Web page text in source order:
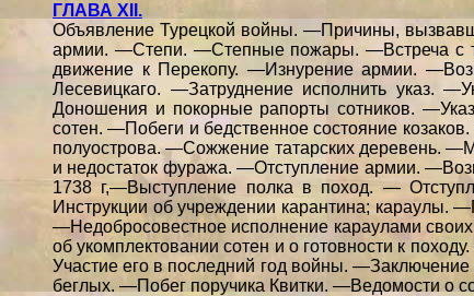
ГЛАВА XII.
Объявление Турецкой войны. —Причины,
армии. —Степи. —Степные пожары. —Встреча с
движение к Перекопу. —Изнурение армии.
Лесевицкаго. —Затруднение исполнить указ.
Доношения и покорные рапорты сотников.
сотен. —Побеги и бедственное состояние
полуострова. —Сожжение татарских деревень.
и недостаток фуража. —Отступление армии.
1738 г,—Выступление полка в поход. —
Инструкции об учреждении карантина; караулы.
—Недобросовестное исполнение караулами
об укомплектовании сотен и о готовности к
Участие его в последний год войны.
беглых. —Побег поручика Квитки. —Ведомости о